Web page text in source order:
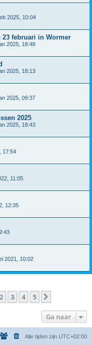
2025, 10:04
23 februari in Wormer
2025, 18:48
2025, 18:13
2025, 09:37
2025
2025, 18:43
17:54
11:05
12:35
2021, 10:02
2 3 4 5
Ga naar
Alle tijden zijn UTC+02:00